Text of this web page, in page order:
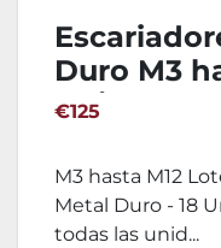
Duro M3
Unidades
€125
M3 hasta M12
Metal Duro - 18
todas las unid...